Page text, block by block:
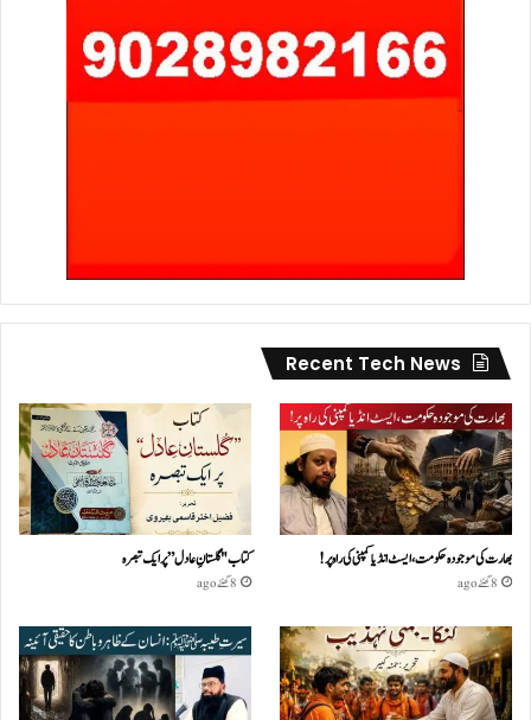
Recent Tech News
بھارت کی موجودہ حکومت،ایسٹ انڈیا کمپنی کی راہ پر!
8 گھنٹے ago
کتاب "گلستانِ عادل” پر ایک تبصرہ
8 گھنٹے ago